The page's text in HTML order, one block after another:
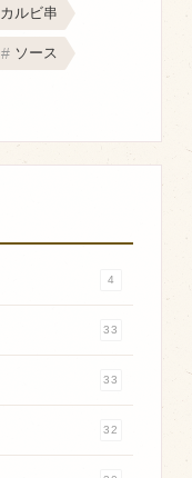
カルビ串
ソース
4
33
33
32